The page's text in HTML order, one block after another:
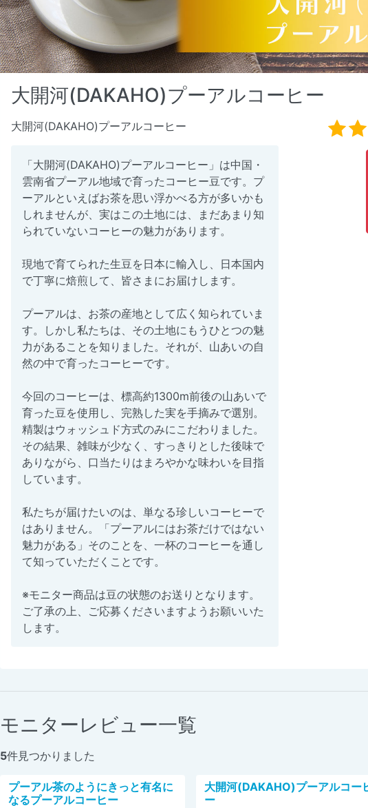
大開河(DAKAHO)プーアルコーヒー
大開河(DAKAHO)プーアルコーヒー
「大開河(DAKAHO)プーアルコーヒー」は中国・
雲南省プーアル地域で育ったコーヒー豆です。プ
ーアルといえばお茶を思い浮かべる方が多いかも
しれませんが、実はこの土地には、まだあまり知
られていないコーヒーの魅力があります。
現地で育てられた生豆を日本に輸入し、日本国内
で丁寧に焙煎して、皆さまにお届けします。
プーアルは、お茶の産地として広く知られていま
す。しかし私たちは、その土地にもうひとつの魅
力があることを知りました。それが、山あいの自
然の中で育ったコーヒーです。
今回のコーヒーは、標高約1300m前後の山あいで
育った豆を使用し、完熟した実を手摘みで選別。
精製はウォッシュド方式のみにこだわりました。
その結果、雑味が少なく、すっきりとした後味で
ありながら、口当たりはまろやかな味わいを目指
しています。
私たちが届けたいのは、単なる珍しいコーヒーで
はありません。「プーアルにはお茶だけではない
魅力がある」そのことを、一杯のコーヒーを通し
て知っていただくことです。
※モニター商品は豆の状態のお送りとなります。
ご了承の上、ご応募くださいますようお願いいた
します。
モニターレビュー一覧
5件見つかりました
プーアル茶のようにきっと有名に
なるプーアルコーヒー
大開河(DAKAHO)プーアルコー
ー